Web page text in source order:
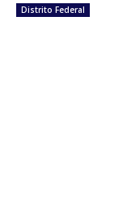
Distrito Federal